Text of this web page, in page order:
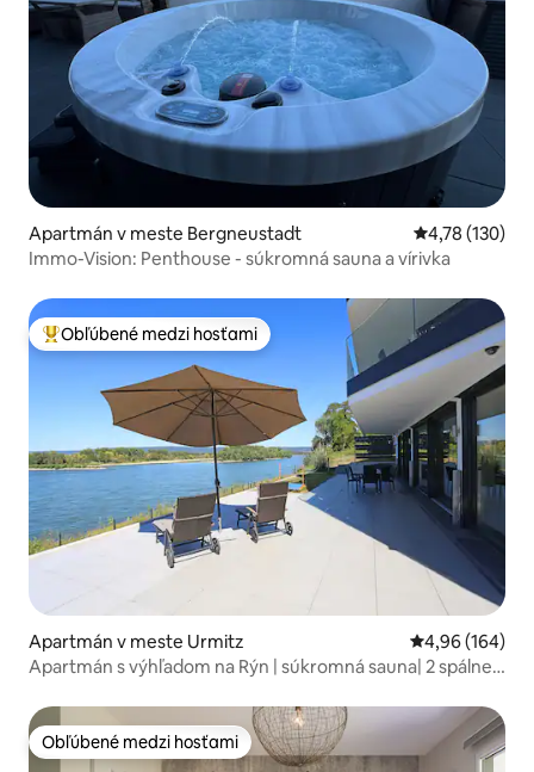
Apartmán v meste Bergneustadt Priemerné
4,78 (130)
Immo-Vision: Penthouse - súkromná sauna a vírivka
Najobľúbenejšie medzi hosťami
Obľúbené medzi hosťami
Apartmán v meste Urmitz Priemerné
4,96 (164)
Apartmán s výhľadom na Rýn | súkromná sauna| 2 spálne |
Obľúbené medzi hosťami
Obľúbené medzi hosťami